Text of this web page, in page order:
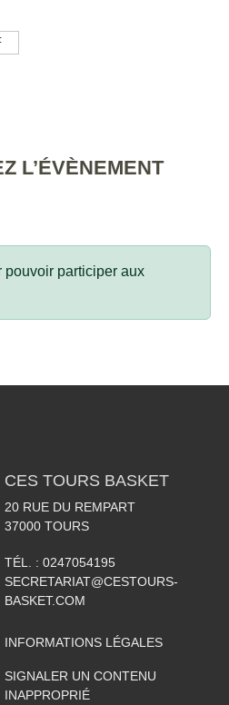
L’ÉVÈNEMENT
pouvoir participer aux
CES TOURS BASKET
20 RUE DU REMPART
37000 TOURS
TÉL. : 0247054195
SECRETARIAT@CESTOURS-
BASKET.COM
INFORMATIONS LÉGALES
SIGNALER UN CONTENU
INAPPROPRIÉ